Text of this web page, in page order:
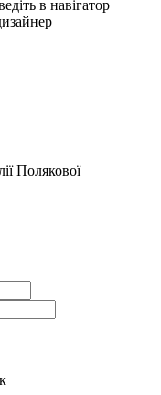
в навігатор
Полякової